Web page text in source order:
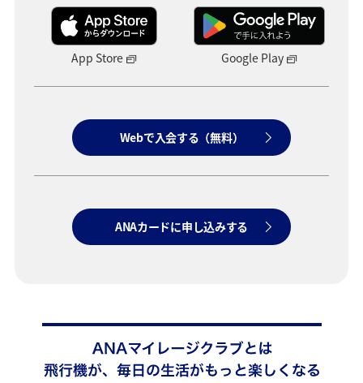
App Store Google Play
Webで入会する（無料）
ANAカードに申し込みする